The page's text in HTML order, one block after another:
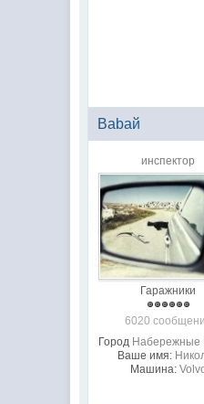
Babaй
инспектор
Гаражники
6020
Город Набережные
Ваше имя:
Машина: